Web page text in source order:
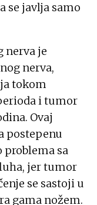
se javlja samo
nerva je
nerva,
tokom
i tumor
Ovaj
postepenu
problema sa
jer tumor
se sastoji u
gama nožem.